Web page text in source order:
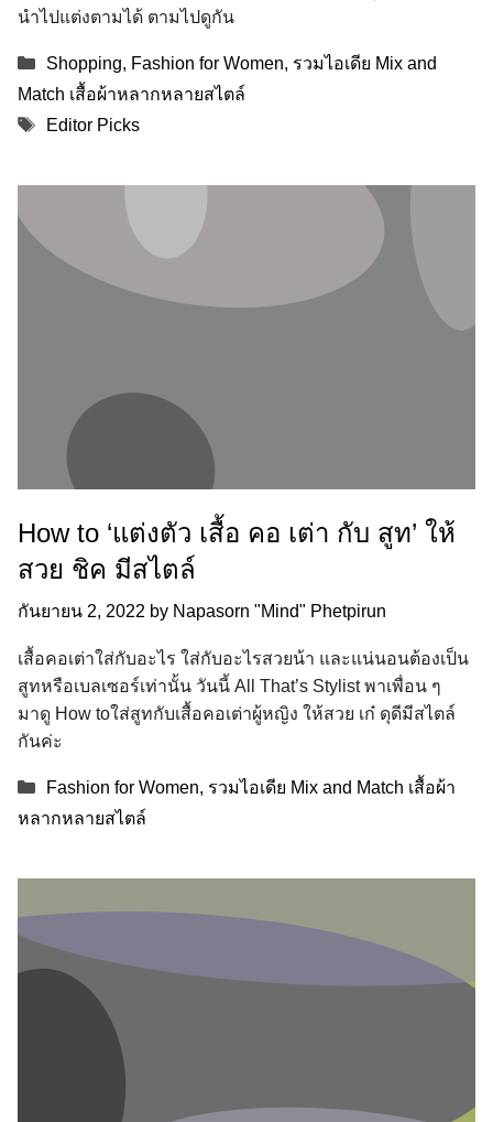
นำไปแต่งตามได้ ตามไปดูกัน
Categories
Shopping, Fashion for Women, รวมไอเดีย Mix and
Match เสื้อผ้าหลากหลายสไตล์
Tags
Editor Picks
How to ‘แต่งตัว เสื้อ คอ เต่า กับ สูท’ ให้
สวย ชิค มีสไตล์
กันยายน 2, 2022 by Napasorn "Mind" Phetpirun
เสื้อคอเต่าใส่กับอะไร ใส่กับอะไรสวยน้า และแน่นอนต้องเป็น
สูทหรือเบลเซอร์เท่านั้น วันนี้ All That’s Stylist พาเพื่อน ๆ
มาดู How toใส่สูทกับเสื้อคอเต่าผู้หญิง ให้สวย เก๋ ดุดีมีสไตล์
กันค่ะ
Categories
Fashion for Women, รวมไอเดีย Mix and Match เสื้อผ้า
หลากหลายสไตล์